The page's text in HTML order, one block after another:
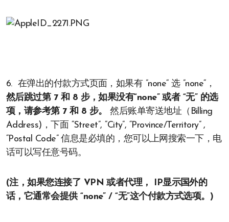
6. 在弹出的付款方式页面，如果有 ”none“ 选 ”none“，
然后跳过第 7 和 8 步，如果没有“none” 或者 “无” 的选
项，请参考第 7 和 8 步。然后账单寄送地址（Billing
Address)，下面 “Street”, “City”, “Province/Territory” ,
“Postal Code” 信息是必填的，您可以上网搜索一下，电
话可以写任意号码。
(注，如果您连接了 VPN 或者代理， IP显示国外的
话，它通常会提供 “none” / “无”这个付款方式选项。)